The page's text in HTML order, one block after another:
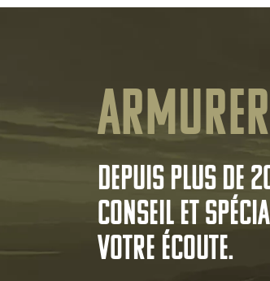
Depuis plus de
conseil et
votre écoute.